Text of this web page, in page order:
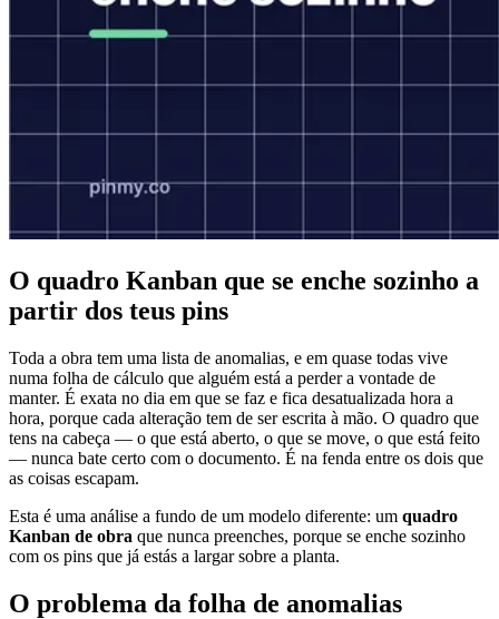
O quadro Kanban que se enche sozinho a
partir dos teus pins
Toda a obra tem uma lista de anomalias, e em quase todas vive
numa folha de cálculo que alguém está a perder a vontade de
manter. É exata no dia em que se faz e fica desatualizada hora a
hora, porque cada alteração tem de ser escrita à mão. O quadro que
tens na cabeça — o que está aberto, o que se move, o que está feito
— nunca bate certo com o documento. É na fenda entre os dois que
as coisas escapam.
Esta é uma análise a fundo de um modelo diferente: um quadro
Kanban de obra que nunca preenches, porque se enche sozinho
com os pins que já estás a largar sobre a planta.
O problema da folha de anomalias